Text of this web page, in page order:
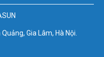
Gia Lâm, Hà Nội.